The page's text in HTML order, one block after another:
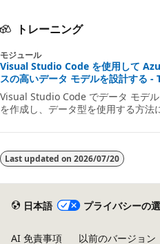
トレーニング
モジュール
Visual Studio Code を使用して
スの高いデータ モデルを設計する -
Visual Studio Code でデータ モデ
を作成し、データ型を使用する方法
Last updated on 2026/07/20
日本語 プライバシーの
AI 免責事項 以前のバージョン